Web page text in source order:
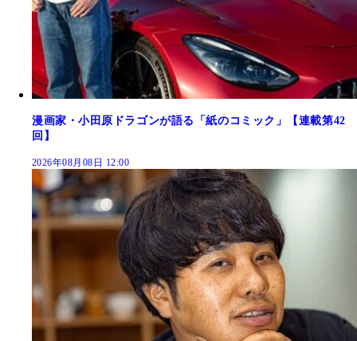
漫画家・小田原ドラゴンが語る「紙のコミック」【連載第42
回】
2026年08月08日 12:00